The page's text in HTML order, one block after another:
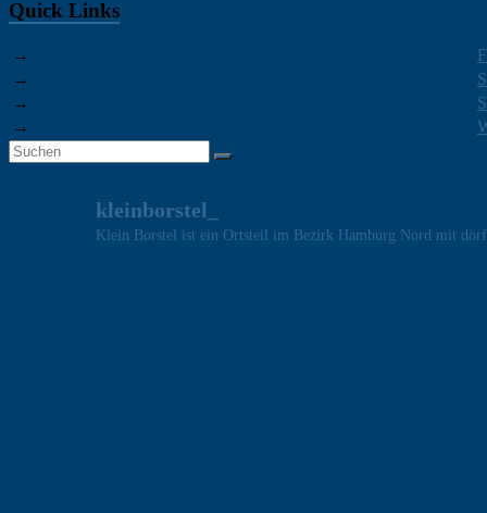
Quick Links
→
→
→
→
kleinborstel_
Klein Borstel ist ein Ortsteil im Bezirk Hamburg Nord mit